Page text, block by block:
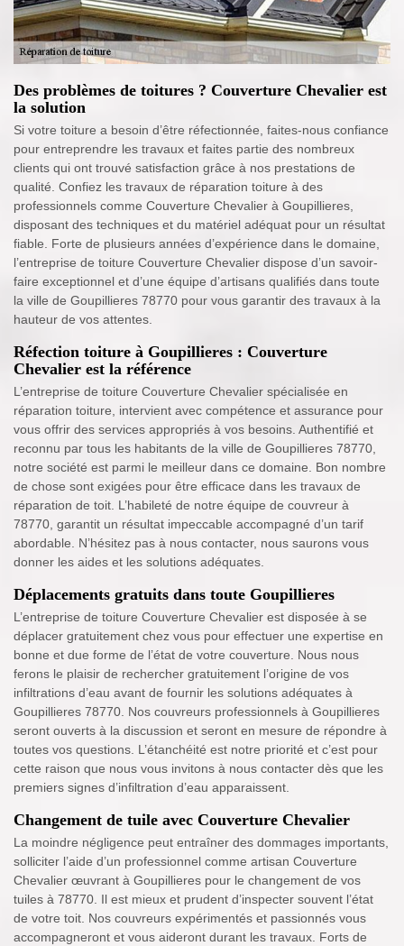
Des problèmes de toitures ? Couverture Chevalier est
la solution
Si votre toiture a besoin d’être réfectionnée, faites-nous confiance
pour entreprendre les travaux et faites partie des nombreux
clients qui ont trouvé satisfaction grâce à nos prestations de
qualité. Confiez les travaux de réparation toiture à des
professionnels comme Couverture Chevalier à Goupillieres,
disposant des techniques et du matériel adéquat pour un résultat
fiable. Forte de plusieurs années d’expérience dans le domaine,
l’entreprise de toiture Couverture Chevalier dispose d’un savoir-
faire exceptionnel et d’une équipe d’artisans qualifiés dans toute
la ville de Goupillieres 78770 pour vous garantir des travaux à la
hauteur de vos attentes.
Réfection toiture à Goupillieres : Couverture
Chevalier est la référence
L’entreprise de toiture Couverture Chevalier spécialisée en
réparation toiture, intervient avec compétence et assurance pour
vous offrir des services appropriés à vos besoins. Authentifié et
reconnu par tous les habitants de la ville de Goupillieres 78770,
notre société est parmi le meilleur dans ce domaine. Bon nombre
de chose sont exigées pour être efficace dans les travaux de
réparation de toit. L’habileté de notre équipe de couvreur à
78770, garantit un résultat impeccable accompagné d’un tarif
abordable. N’hésitez pas à nous contacter, nous saurons vous
donner les aides et les solutions adéquates.
Déplacements gratuits dans toute Goupillieres
L’entreprise de toiture Couverture Chevalier est disposée à se
déplacer gratuitement chez vous pour effectuer une expertise en
bonne et due forme de l’état de votre couverture. Nous nous
ferons le plaisir de rechercher gratuitement l’origine de vos
infiltrations d’eau avant de fournir les solutions adéquates à
Goupillieres 78770. Nos couvreurs professionnels à Goupillieres
seront ouverts à la discussion et seront en mesure de répondre à
toutes vos questions. L’étanchéité est notre priorité et c’est pour
cette raison que nous vous invitons à nous contacter dès que les
premiers signes d’infiltration d’eau apparaissent.
Changement de tuile avec Couverture Chevalier
La moindre négligence peut entraîner des dommages importants,
solliciter l’aide d’un professionnel comme artisan Couverture
Chevalier œuvrant à Goupillieres pour le changement de vos
tuiles à 78770. Il est mieux et prudent d’inspecter souvent l’état
de votre toit. Nos couvreurs expérimentés et passionnés vous
accompagneront et vous aideront durant les travaux. Forts de